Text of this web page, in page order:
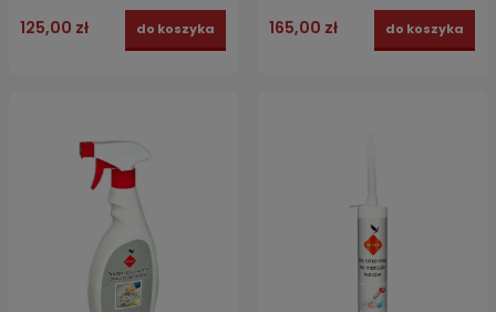
125,00 zł do koszyka 165,00 zł do koszyka